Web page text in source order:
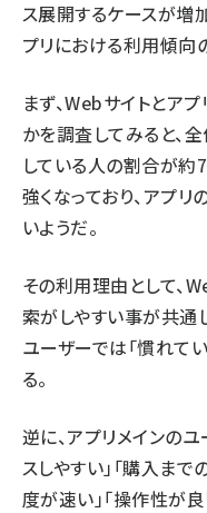
ス展開するケースが増
プリにおける利用傾向
まず、Webサイトとア
かを調査してみると、
している人の割合が約
強くなっており、アプ
いようだ。
その利用理由として、
索がしやすい事が共通
ユーザーでは「慣れて
る。
逆に、アプリメインの
スしやすい」「購入ま
度が速い」「操作性が